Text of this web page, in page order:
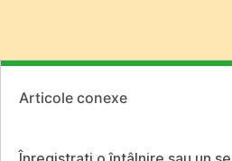
Articole conexe